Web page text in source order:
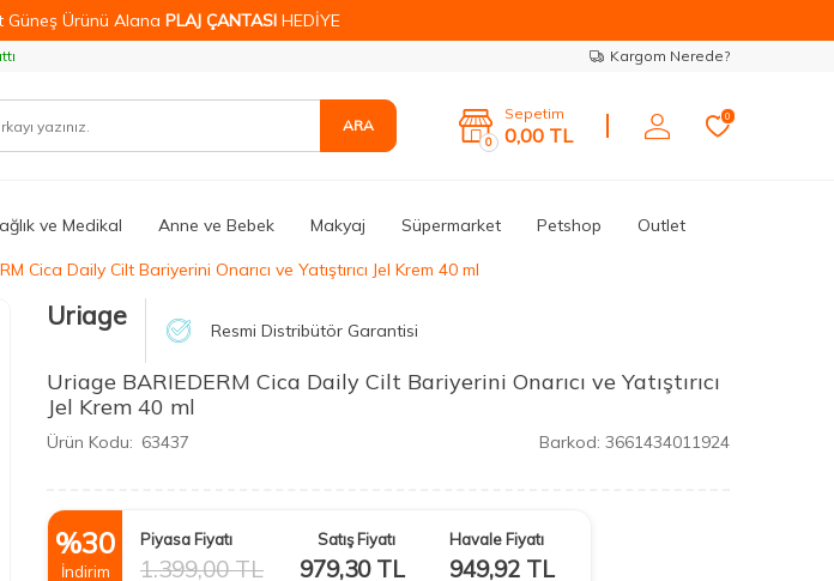
Güneş Ürünü Alana PLAJ ÇANTASI HEDİYE
Kargom Nerede?
ARA
0
Sepetim
0,00 TL
0
ve Medikal Anne ve Bebek Makyaj Süpermarket Petshop Outlet
Cica Daily Cilt Bariyerini Onarıcı ve Yatıştırıcı Jel Krem 40 ml
Uriage Resmi Distribütör Garantisi
Uriage BARIEDERM Cica Daily Cilt Bariyerini Onarıcı ve Yatıştırıcı
Jel Krem 40 ml
Ürün Kodu: 63437 Barkod: 3661434011924
%30
İndirim
Piyasa Fiyatı
1.399,00TL
Satış Fiyatı
979,30TL
Havale Fiyatı
949,92 TL